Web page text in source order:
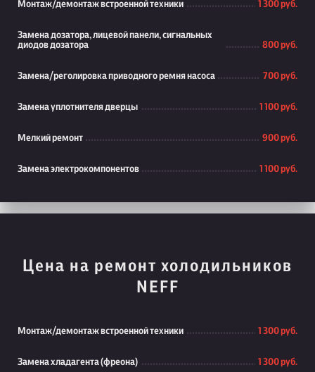
Монтаж/демонтаж встроенной техники 1 300 руб.
Замена дозатора, лицевой панели, сигнальных
диодов дозатора
800 руб.
Замена/реголировка приводного ремня насоса 700 руб.
Замена уплотнителя дверцы 1 100 руб.
Мелкий ремонт 900 руб.
Замена электрокомпонентов 1 100 руб.
Цена на ремонт холодильников
NEFF
Монтаж/демонтаж встроенной техники 1 300 руб.
Замена хладагента (фреона) 1 300 руб.